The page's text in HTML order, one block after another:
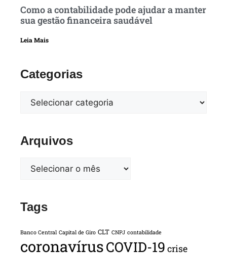
Como a contabilidade pode ajudar a manter
sua gestão financeira saudável
Leia Mais
Categorias
Arquivos
Tags
Banco Central Capital de Giro CLT CNPJ contabilidade
coronavírusCOVID-19 crise